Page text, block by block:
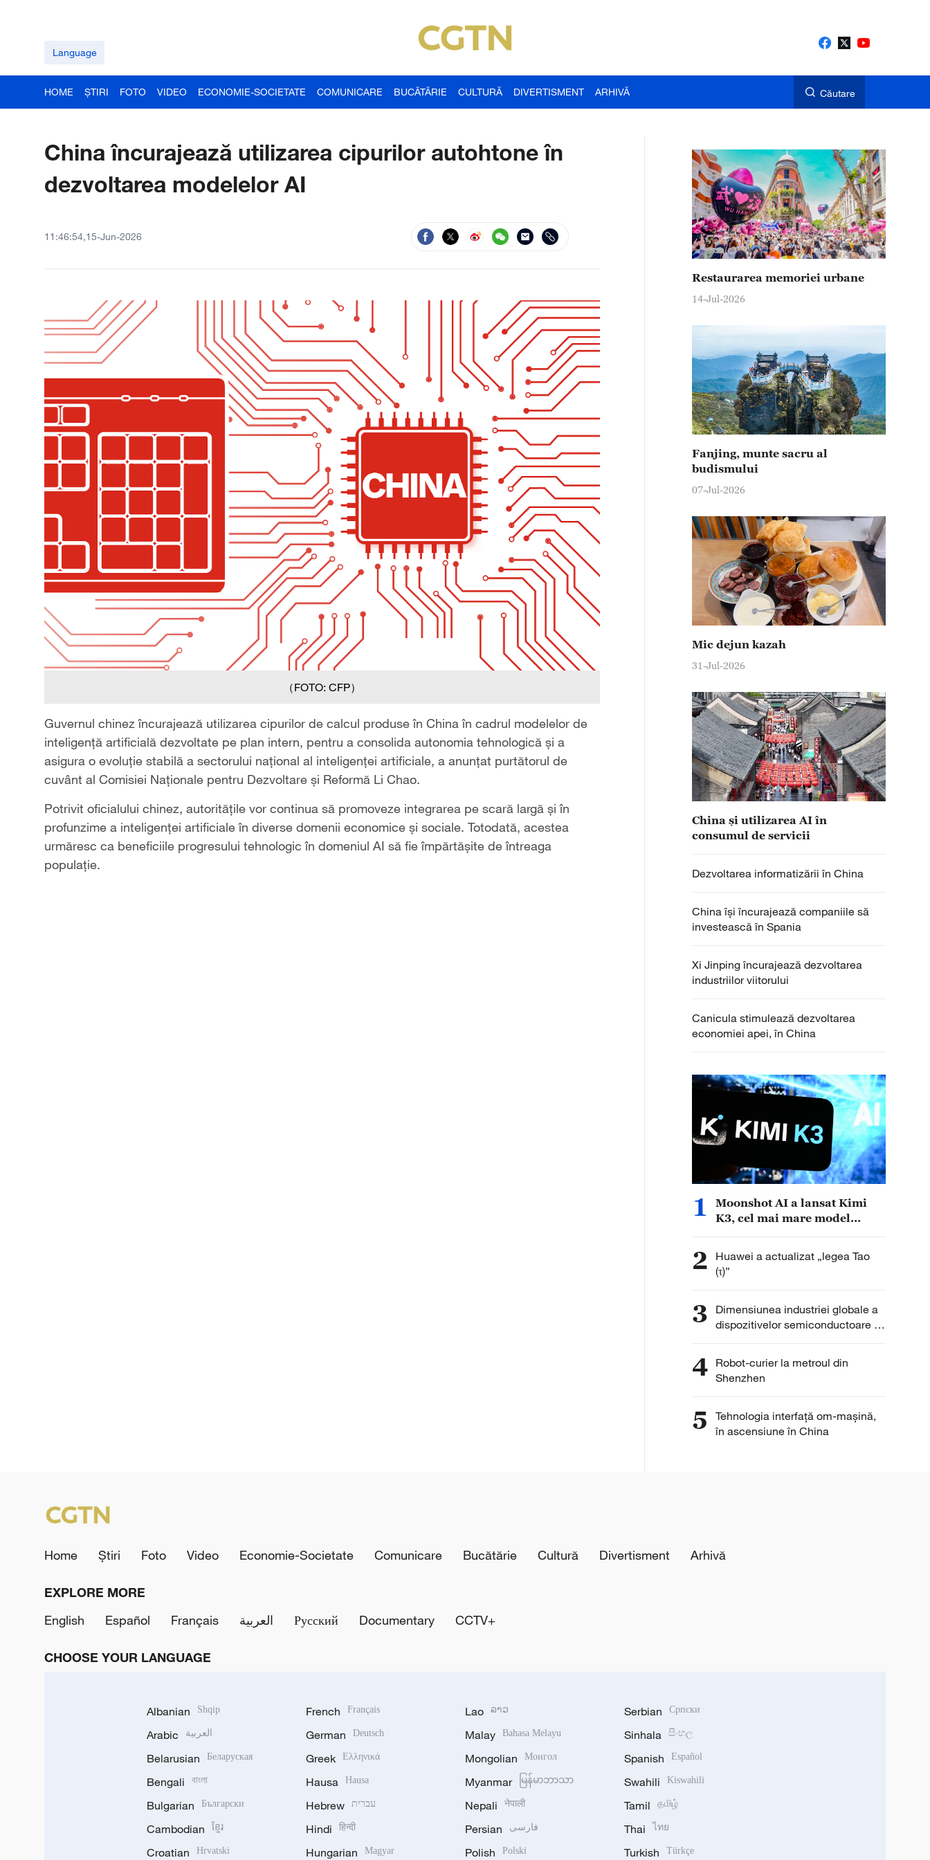
Language
HOME ȘTIRI FOTO VIDEO ECONOMIE-SOCIETATE COMUNICARE BUCĂTĂRIE CULTURĂ DIVERTISMENT ARHIVĂ Căutare
China încurajează utilizarea cipurilor autohtone în
dezvoltarea modelelor AI
11:46:54,15-Jun-2026
（FOTO: CFP）
Guvernul chinez încurajează utilizarea cipurilor de calcul produse în China în cadrul modelelor de
inteligență artificială dezvoltate pe plan intern, pentru a consolida autonomia tehnologică și a
asigura o evoluție stabilă a sectorului național al inteligenței artificiale, a anunțat purtătorul de
cuvânt al Comisiei Naționale pentru Dezvoltare și Reformă Li Chao.
Potrivit oficialului chinez, autoritățile vor continua să promoveze integrarea pe scară largă și în
profunzime a inteligenței artificiale în diverse domenii economice și sociale. Totodată, acestea
urmăresc ca beneficiile progresului tehnologic în domeniul AI să fie împărtășite de întreaga
populație.
Restaurarea memoriei urbane
14-Jul-2026
Fanjing, munte sacru al
budismului
07-Jul-2026
Mic dejun kazah
31-Jul-2026
China și utilizarea AI în
consumul de servicii
Dezvoltarea informatizării în China
China își încurajează companiile să
investească în Spania
Xi Jinping încurajează dezvoltarea
industriilor viitorului
Canicula stimulează dezvoltarea
economiei apei, în China
1
Moonshot AI a lansat Kimi
K3, cel mai mare model
2
Huawei a actualizat „legea Tao
(τ)”
3
Dimensiunea industriei globale a
dispozitivelor semiconductoare ar
atinge 10 trilioane de yuani
4 Robot-curier la metroul din
Shenzhen
5
Tehnologia interfață om-mașină,
în ascensiune în China
Home Știri Foto Video Economie-Societate Comunicare Bucătărie Cultură Divertisment Arhivă
EXPLORE MORE
English
Español Français العربية Русский Documentary CCTV+
CHOOSE YOUR LANGUAGE
Albanian Shqip
Arabic العربية
Belarusian Беларуская
Bengali বাংলা
Bulgarian Български
Cambodian ខ្មែរ
Croatian Hrvatski
French Français
German Deutsch
Greek Ελληνικά
Hausa Hausa
Hebrew עברית
Hindi हिन्दी
Hungarian Magyar
Lao ລາວ
Malay Bahasa Melayu
Mongolian Монгол
Myanmar မြန်မာဘာသာ
Nepali नेपाली
Persian فارسی
Polish Polski
Serbian Српски
Sinhala සිංහල
Spanish Español
Swahili Kiswahili
Tamil தமிழ்
Thai ไทย
Turkish Türkçe